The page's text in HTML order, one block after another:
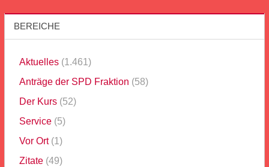
BEREICHE
Aktuelles(1.461)
Anträge der SPD Fraktion (58)
Der Kurs(52)
Service(5)
Vor Ort(1)
Zitate(49)